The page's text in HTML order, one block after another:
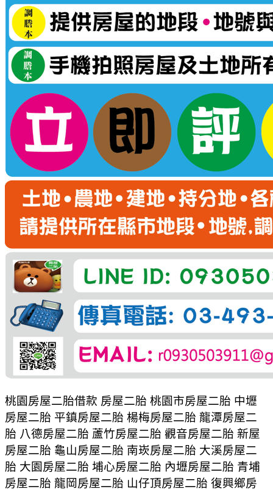
桃園房屋二胎借款 房屋二胎 桃園市房屋二胎 中壢
房屋二胎 平鎮房屋二胎 楊梅房屋二胎 龍潭房屋二
胎 八德房屋二胎 蘆竹房屋二胎 觀音房屋二胎 新屋
房屋二胎 龜山房屋二胎 南崁房屋二胎 大溪房屋二
胎 大園房屋二胎 埔心房屋二胎 內壢房屋二胎 青埔
房屋二胎 龍岡房屋二胎 山仔頂房屋二胎 復興鄉房